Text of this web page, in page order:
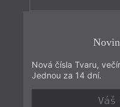
Nová čísla Tvaru,
Jednou za 14 dní.